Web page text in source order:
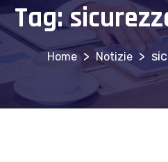
Tag:
> Notizie >